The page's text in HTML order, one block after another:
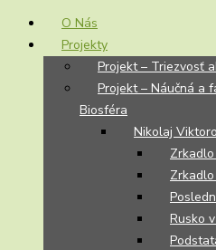
O Nás
Projekty
Projekt – Triezvosť
Projekt – Náučná a
Biosféra
Nikolaj
Rusko